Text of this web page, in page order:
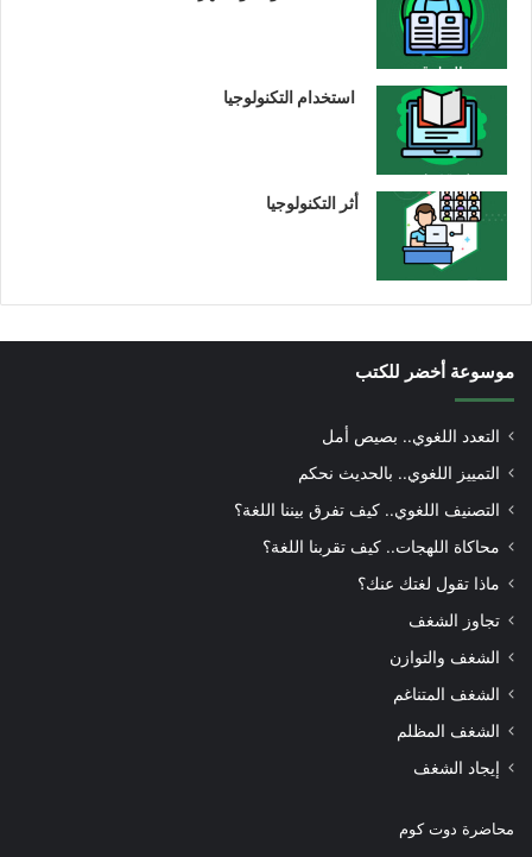
استخدام التكنولوجيا
أثر التكنولوجيا
موسوعة أخضر للكتب
التعدد اللغوي.. بصيص أمل
التمييز اللغوي.. بالحديث نحكم
التصنيف اللغوي.. كيف تفرق بيننا اللغة؟
محاكاة اللهجات.. كيف تقربنا اللغة؟
ماذا تقول لغتك عنك؟
تجاوز الشغف
الشغف والتوازن
الشغف المتناغم
الشغف المظلم
إيجاد الشغف
محاضرة دوت كوم